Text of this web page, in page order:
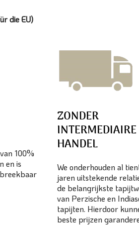
die EU)
100%
en is
ZONDER
INTERMEDIAIRE
HANDEL
We onderhouden al
jaren uitstekende
de belangrijkste
van Perzische en
tapijten. Hierdoor
beste prijzen